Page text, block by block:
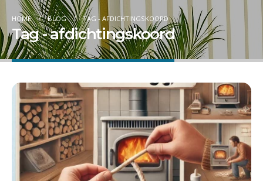
HOME BLOG TAG - AFDICHTINGSKOORD
Tag - afdichtingskoord